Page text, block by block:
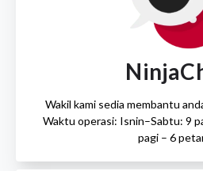
Wakil kami sedia membantu
Waktu operasi: Isnin–Sabtu: 9
pagi – 6